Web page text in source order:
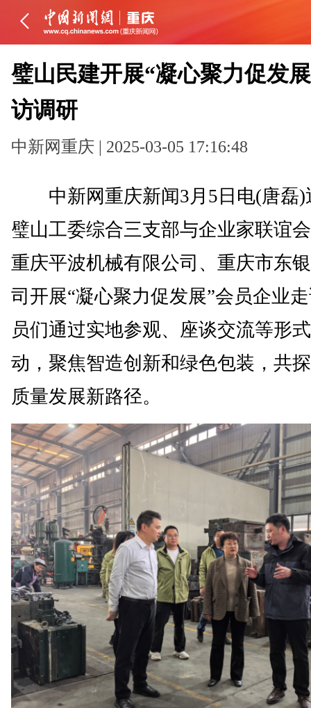
璧山民建开展“凝心聚力促发
访调研
中新网重庆 | 2025-03-05 17:16:48
中新网重庆新闻3月5日电(唐磊)
璧山工委综合三支部与企业家联谊
重庆平波机械有限公司、重庆市东
司开展“凝心聚力促发展”会员企业
员们通过实地参观、座谈交流等形
动，聚焦智造创新和绿色包装，共
质量发展新路径。